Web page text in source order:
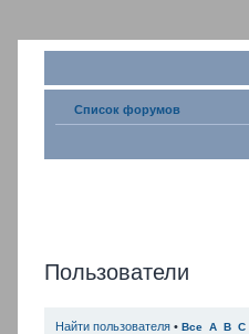
Список форумов
Пользователи
Найти пользователя • Все A B C